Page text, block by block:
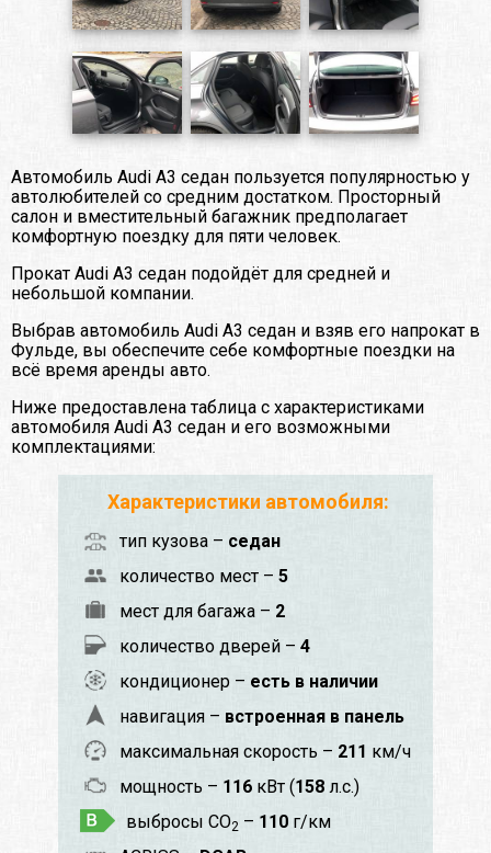
Автомобиль Audi A3 седан пользуется популярностью у
автолюбителей со средним достатком. Просторный
салон и вместительный багажник предполагает
комфортную поездку для пяти человек.
Прокат Audi A3 седан подойдёт для средней и
небольшой компании.
Выбрав автомобиль Audi A3 седан и взяв его напрокат в
Фульде, вы обеспечите себе комфортные поездки на
всё время аренды авто.
Ниже предоставлена таблица с характеристиками
автомобиля Audi A3 седан и его возможными
комплектациями:
Характеристики автомобиля:
тип кузова – седан
количество мест – 5
мест для багажа – 2
количество дверей – 4
кондиционер – есть в наличии
навигация – встроенная в панель
максимальная скорость – 211 км/ч
мощность – 116 кВт (158 л.с.)
выбросы CO2 – 110 г/км